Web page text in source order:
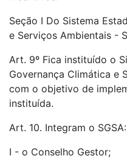
Seção I Do Sistema
e Serviços Ambientais -
Art. 9º Fica instituído o
Governança Climática e
com o objetivo de
instituída.
Art. 10. Integram o SGSA:
I - o Conselho Gestor;